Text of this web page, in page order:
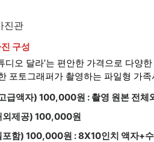
진관
구성
디오 달라’는 편안한 가격으로 다
포토그래퍼가 촬영하는 파일형 가
액자) 100,000원 : 촬영 원본 전체
외제공) 100,000원
함) 100,000원 : 8X10인치 액자+